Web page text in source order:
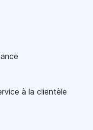
à la clientèle